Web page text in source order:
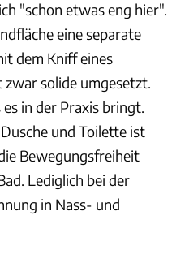
"schon etwas eng hier".
eine separate
dem Kniff eines
zwar solide umgesetzt.
in der Praxis bringt.
und Toilette ist
Bewegungsfreiheit
Lediglich bei der
in Nass- und